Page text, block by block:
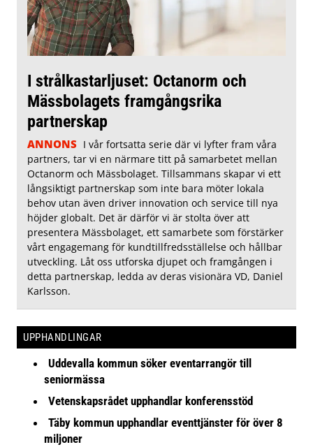
I strålkastarljuset: Octanorm och
Mässbolagets framgångsrika
partnerskap
ANNONS I vår fortsatta serie där vi lyfter fram våra
partners, tar vi en närmare titt på samarbetet mellan
Octanorm och Mässbolaget. Tillsammans skapar vi ett
långsiktigt partnerskap som inte bara möter lokala
behov utan även driver innovation och service till nya
höjder globalt. Det är därför vi är stolta över att
presentera Mässbolaget, ett samarbete som förstärker
vårt engagemang för kundtillfredsställelse och hållbar
utveckling. Låt oss utforska djupet och framgången i
detta partnerskap, ledda av deras visionära VD, Daniel
Karlsson.
UPPHANDLINGAR
Uddevalla kommun söker eventarrangör till
seniormässa
Vetenskapsrådet upphandlar konferensstöd
Täby kommun upphandlar eventtjänster för över 8
miljoner